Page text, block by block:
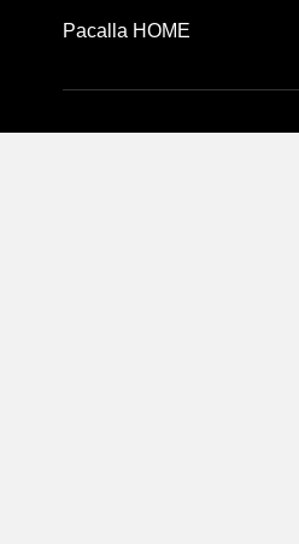
Pacalla HOME